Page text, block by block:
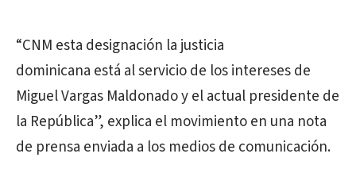
“CNM esta designación la justicia
dominicana está al servicio de los intereses de
Miguel Vargas Maldonado y el actual presidente de
la República”, explica el movimiento en una nota
de prensa enviada a los medios de comunicación.